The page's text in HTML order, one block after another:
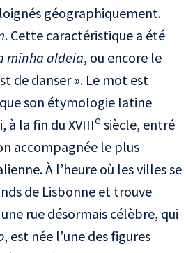
géographiquement.
. Cette caractéristique a été
minha aldeia, ou encore le
de danser ». Le mot est
son étymologie latine
à la fin du XVIIIe siècle, entré
accompagnée le plus
À l’heure où les villes se
de Lisbonne et trouve
rue désormais célèbre, qui
, est née l’une des figures